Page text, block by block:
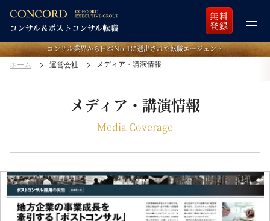
無料
登録
コンサル業界から日本Ｎo.1に選出された転職エージェント
ホーム 運営会社 メディア・講演情報
メディア・講演情報
Media Coverage